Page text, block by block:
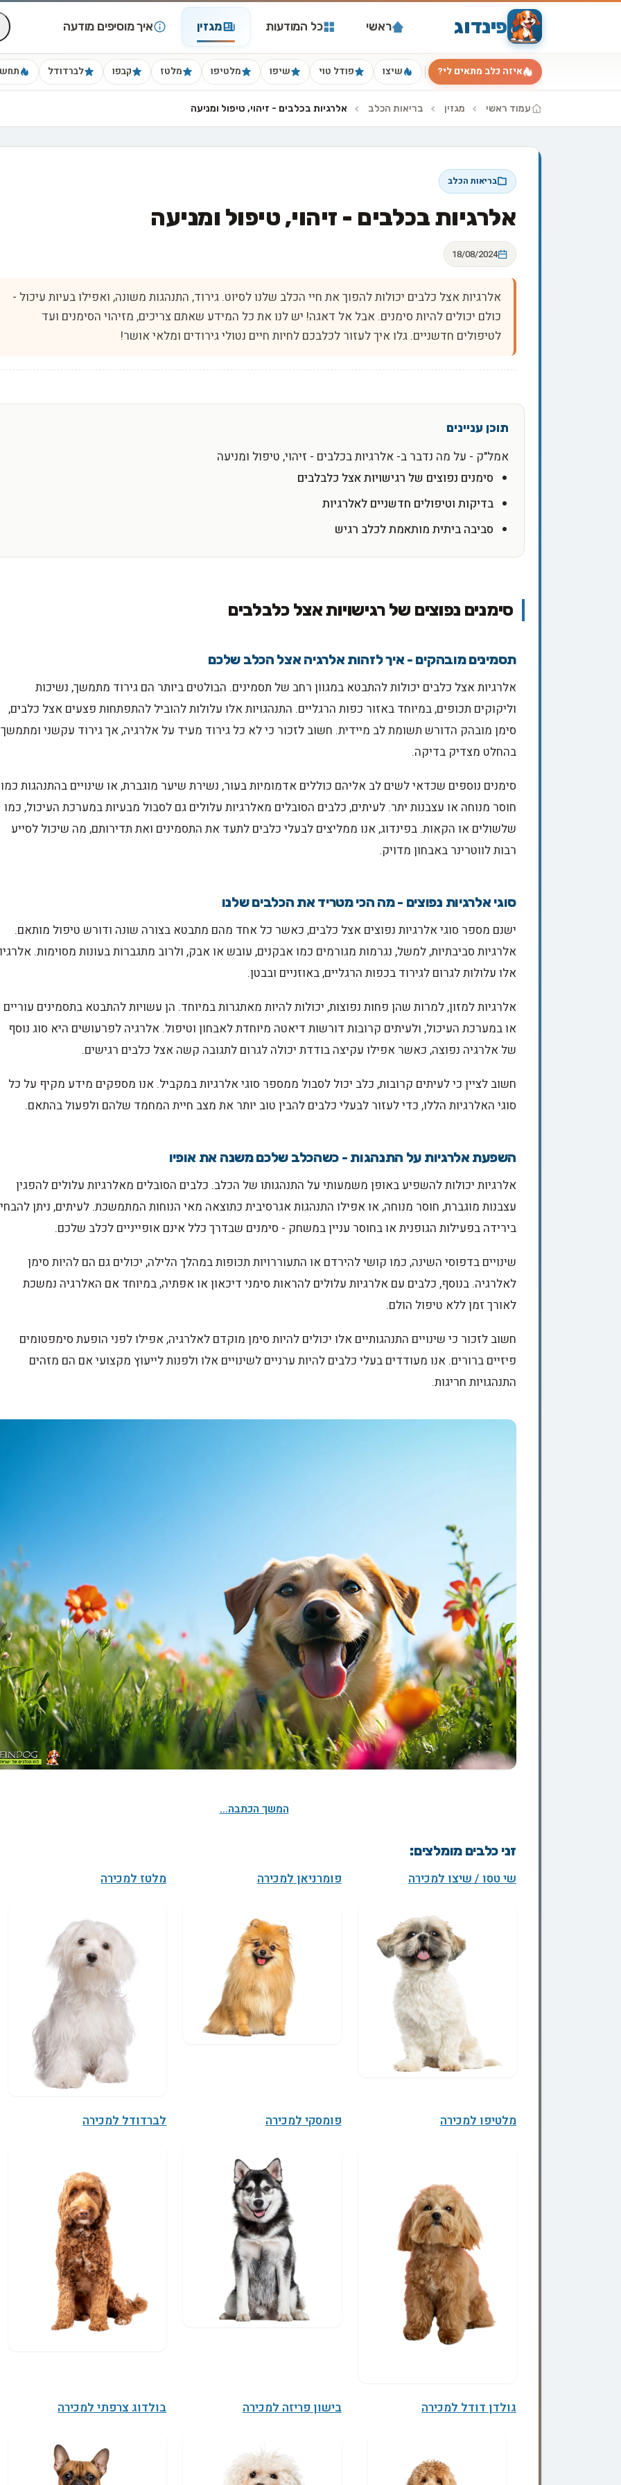
פינדוג ראשי כל המודעות מגזין איך מוסיפים מודעה
איזה כלב מתאים לי? שיצו פודל טוי שיפו מלטיפו מלטז קבפו לברדודל תחש
עמוד ראשי מגזין בריאות הכלב אלרגיות בכלבים - זיהוי, טיפול ומניעה
בריאות הכלב
אלרגיות בכלבים - זיהוי, טיפול ומניעה
18/08/2024
אלרגיות אצל כלבים יכולות להפוך את חיי הכלב שלנו לסיוט. גירוד, התנהגות משונה, ואפילו בעיות עיכול -
כולם יכולים להיות סימנים. אבל אל דאגה! יש לנו את כל המידע שאתם צריכים, מזיהוי הסימנים ועד
לטיפולים חדשניים. גלו איך לעזור לכלבכם לחיות חיים נטולי גירודים ומלאי אושר!
אמל"ק - על מה נדבר ב- אלרגיות בכלבים - זיהוי, טיפול ומניעה
סימנים נפוצים של רגישויות אצל כלבלבים
בדיקות וטיפולים חדשניים לאלרגיות
סביבה ביתית מותאמת לכלב רגיש
סימנים נפוצים של רגישויות אצל כלבלבים
תסמינים מובהקים - איך לזהות אלרגיה אצל הכלב שלכם
אלרגיות אצל כלבים יכולות להתבטא במגוון רחב של תסמינים. הבולטים ביותר הם גירוד מתמשך, נשיכות
וליקוקים תכופים, במיוחד באזור כפות הרגליים. התנהגויות אלו עלולות להוביל להתפתחות פצעים אצל כלבים,
סימן מובהק הדורש תשומת לב מיידית. חשוב לזכור כי לא כל גירוד מעיד על אלרגיה, אך גירוד עקשני ומתמשך
בהחלט מצדיק בדיקה.
סימנים נוספים שכדאי לשים לב אליהם כוללים אדמומיות בעור, נשירת שיער מוגברת, או שינויים בהתנהגות כמו
חוסר מנוחה או עצבנות יתר. לעיתים, כלבים הסובלים מאלרגיות עלולים גם לסבול מבעיות במערכת העיכול, כמו
שלשולים או הקאות. בפינדוג, אנו ממליצים לבעלי כלבים לתעד את התסמינים ואת תדירותם, מה שיכול לסייע
רבות לווטרינר באבחון מדויק.
סוגי אלרגיות נפוצים - מה הכי מטריד את הכלבים שלנו
ישנם מספר סוגי אלרגיות נפוצים אצל כלבים, כאשר כל אחד מהם מתבטא בצורה שונה ודורש טיפול מותאם.
אלרגיות סביבתיות, למשל, נגרמות מגורמים כמו אבקנים, עובש או אבק, ולרוב מתגברות בעונות מסוימות.
אלו עלולות לגרום לגירוד בכפות הרגליים, באוזניים ובבטן.
אלרגיות למזון, למרות שהן פחות נפוצות, יכולות להיות מאתגרות במיוחד. הן עשויות להתבטא בתסמינים עוריים
או במערכת העיכול, ולעיתים קרובות דורשות דיאטה מיוחדת לאבחון וטיפול. אלרגיה לפרעושים היא סוג נוסף
של אלרגיה נפוצה, כאשר אפילו עקיצה בודדת יכולה לגרום לתגובה קשה אצל כלבים רגישים.
חשוב לציין כי לעיתים קרובות, כלב יכול לסבול ממספר סוגי אלרגיות במקביל. אנו מספקים מידע מקיף על כל
סוגי האלרגיות הללו, כדי לעזור לבעלי כלבים להבין טוב יותר את מצב חיית המחמד שלהם ולפעול בהתאם.
השפעת אלרגיות על התנהגות - כשהכלב שלכם משנה את אופיו
אלרגיות יכולות להשפיע באופן משמעותי על התנהגותו של הכלב. כלבים הסובלים מאלרגיות עלולים להפגין
עצבנות מוגברת, חוסר מנוחה, או אפילו התנהגות אגרסיבית כתוצאה מאי הנוחות המתמשכת. לעיתים, ניתן
בירידה בפעילות הגופנית או בחוסר עניין במשחק - סימנים שבדרך כלל אינם אופייניים לכלב שלכם.
שינויים בדפוסי השינה, כמו קושי להירדם או התעוררויות תכופות במהלך הלילה, יכולים גם הם להיות סימן
לאלרגיה. בנוסף, כלבים עם אלרגיות עלולים להראות סימני דיכאון או אפתיה, במיוחד אם האלרגיה נמשכת
לאורך זמן ללא טיפול הולם.
חשוב לזכור כי שינויים התנהגותיים אלו יכולים להיות סימן מוקדם לאלרגיה, אפילו לפני הופעת סימפטומים
פיזיים ברורים. אנו מעודדים בעלי כלבים להיות ערניים לשינויים אלו ולפנות לייעוץ מקצועי אם הם מזהים
התנהגויות חריגות.
המשך הכתבה...
זני כלבים מומלצים:
שי טסו / שיצו למכירה פומרניאן למכירה מלטז למכירה
מלטיפו למכירה פומסקי למכירה לברדודל למכירה
גולדן דודל למכירה בישון פריזה למכירה בולדוג צרפתי למכירה